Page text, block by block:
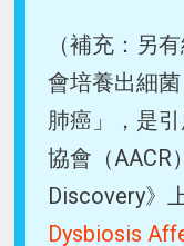
（補充：另
會培養出細
肺癌」，是
協會（AACR
Discovery》
Dysbiosis